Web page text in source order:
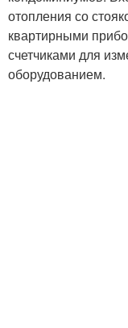
отопления со
квартирными
счетчиками для
оборудованием.